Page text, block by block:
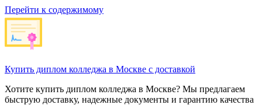
Перейти к содержимому
Купить диплом колледжа в Москве с доставкой
Хотите купить диплом колледжа в Москве? Мы предлагаем
быструю доставку, надежные документы и гарантию качества